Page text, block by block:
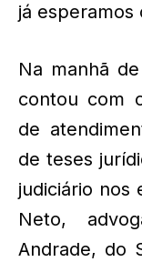
já esperamos
Na manhã
contou com
de
de teses
judiciário nos
Neto,
Andrade, do